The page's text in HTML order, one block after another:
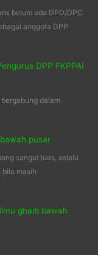
belum ada DPD/DPC
anggota DPP
DPP FKPPAI
dalam
pusar
sangat luas, selalu
masih
ghaib bawah